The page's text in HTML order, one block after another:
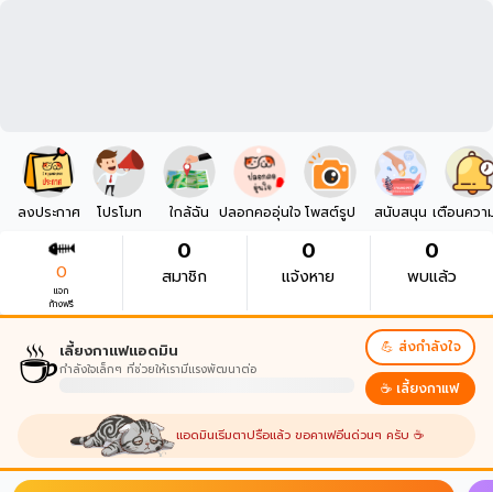
ลงประกาศ โปรโมท ใกล้ฉัน ปลอกคออุ่นใจ โพสต์รูป สนับสนุน เตือนควา
0
แจก
ก้างฟรี
0
สมาชิก
0
แจ้งหาย
0
พบแล้ว
☕เลี้ยงกาแฟแอดมิน
กำลังใจเล็กๆ ที่ช่วยให้เรามีแรงพัฒนาต่อ
💪 ส่งกำลังใจ
☕ เลี้ยงกาแฟ
แอดมินเริ่มตาปรือแล้ว ขอคาเฟอีนด่วนๆ ครับ ☕